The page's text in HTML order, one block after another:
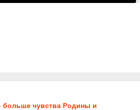
больше чувства Родины и